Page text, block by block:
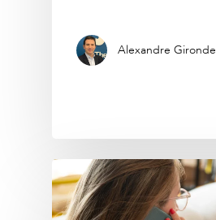
Alexandre Gironde